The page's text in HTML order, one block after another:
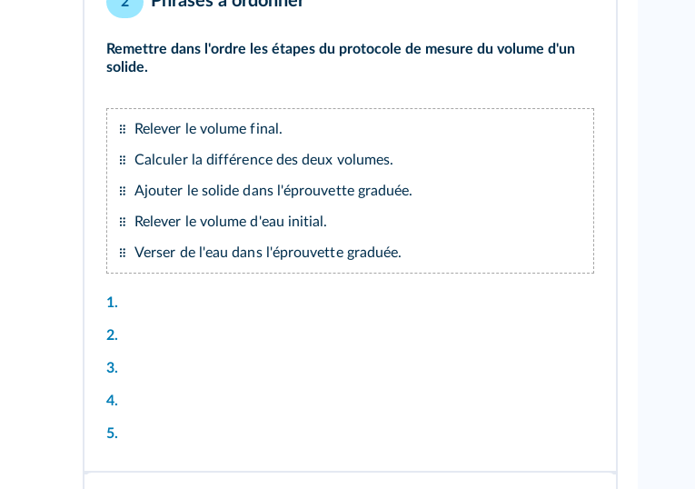
Remettre dans l'ordre les étapes du protocole de mesure du volume d'un
solide.
Relever le volume final.
Calculer la différence des deux volumes.
Ajouter le solide dans l'éprouvette graduée.
Relever le volume d'eau initial.
Verser de l'eau dans l'éprouvette graduée.
1.
2.
3.
4.
5.